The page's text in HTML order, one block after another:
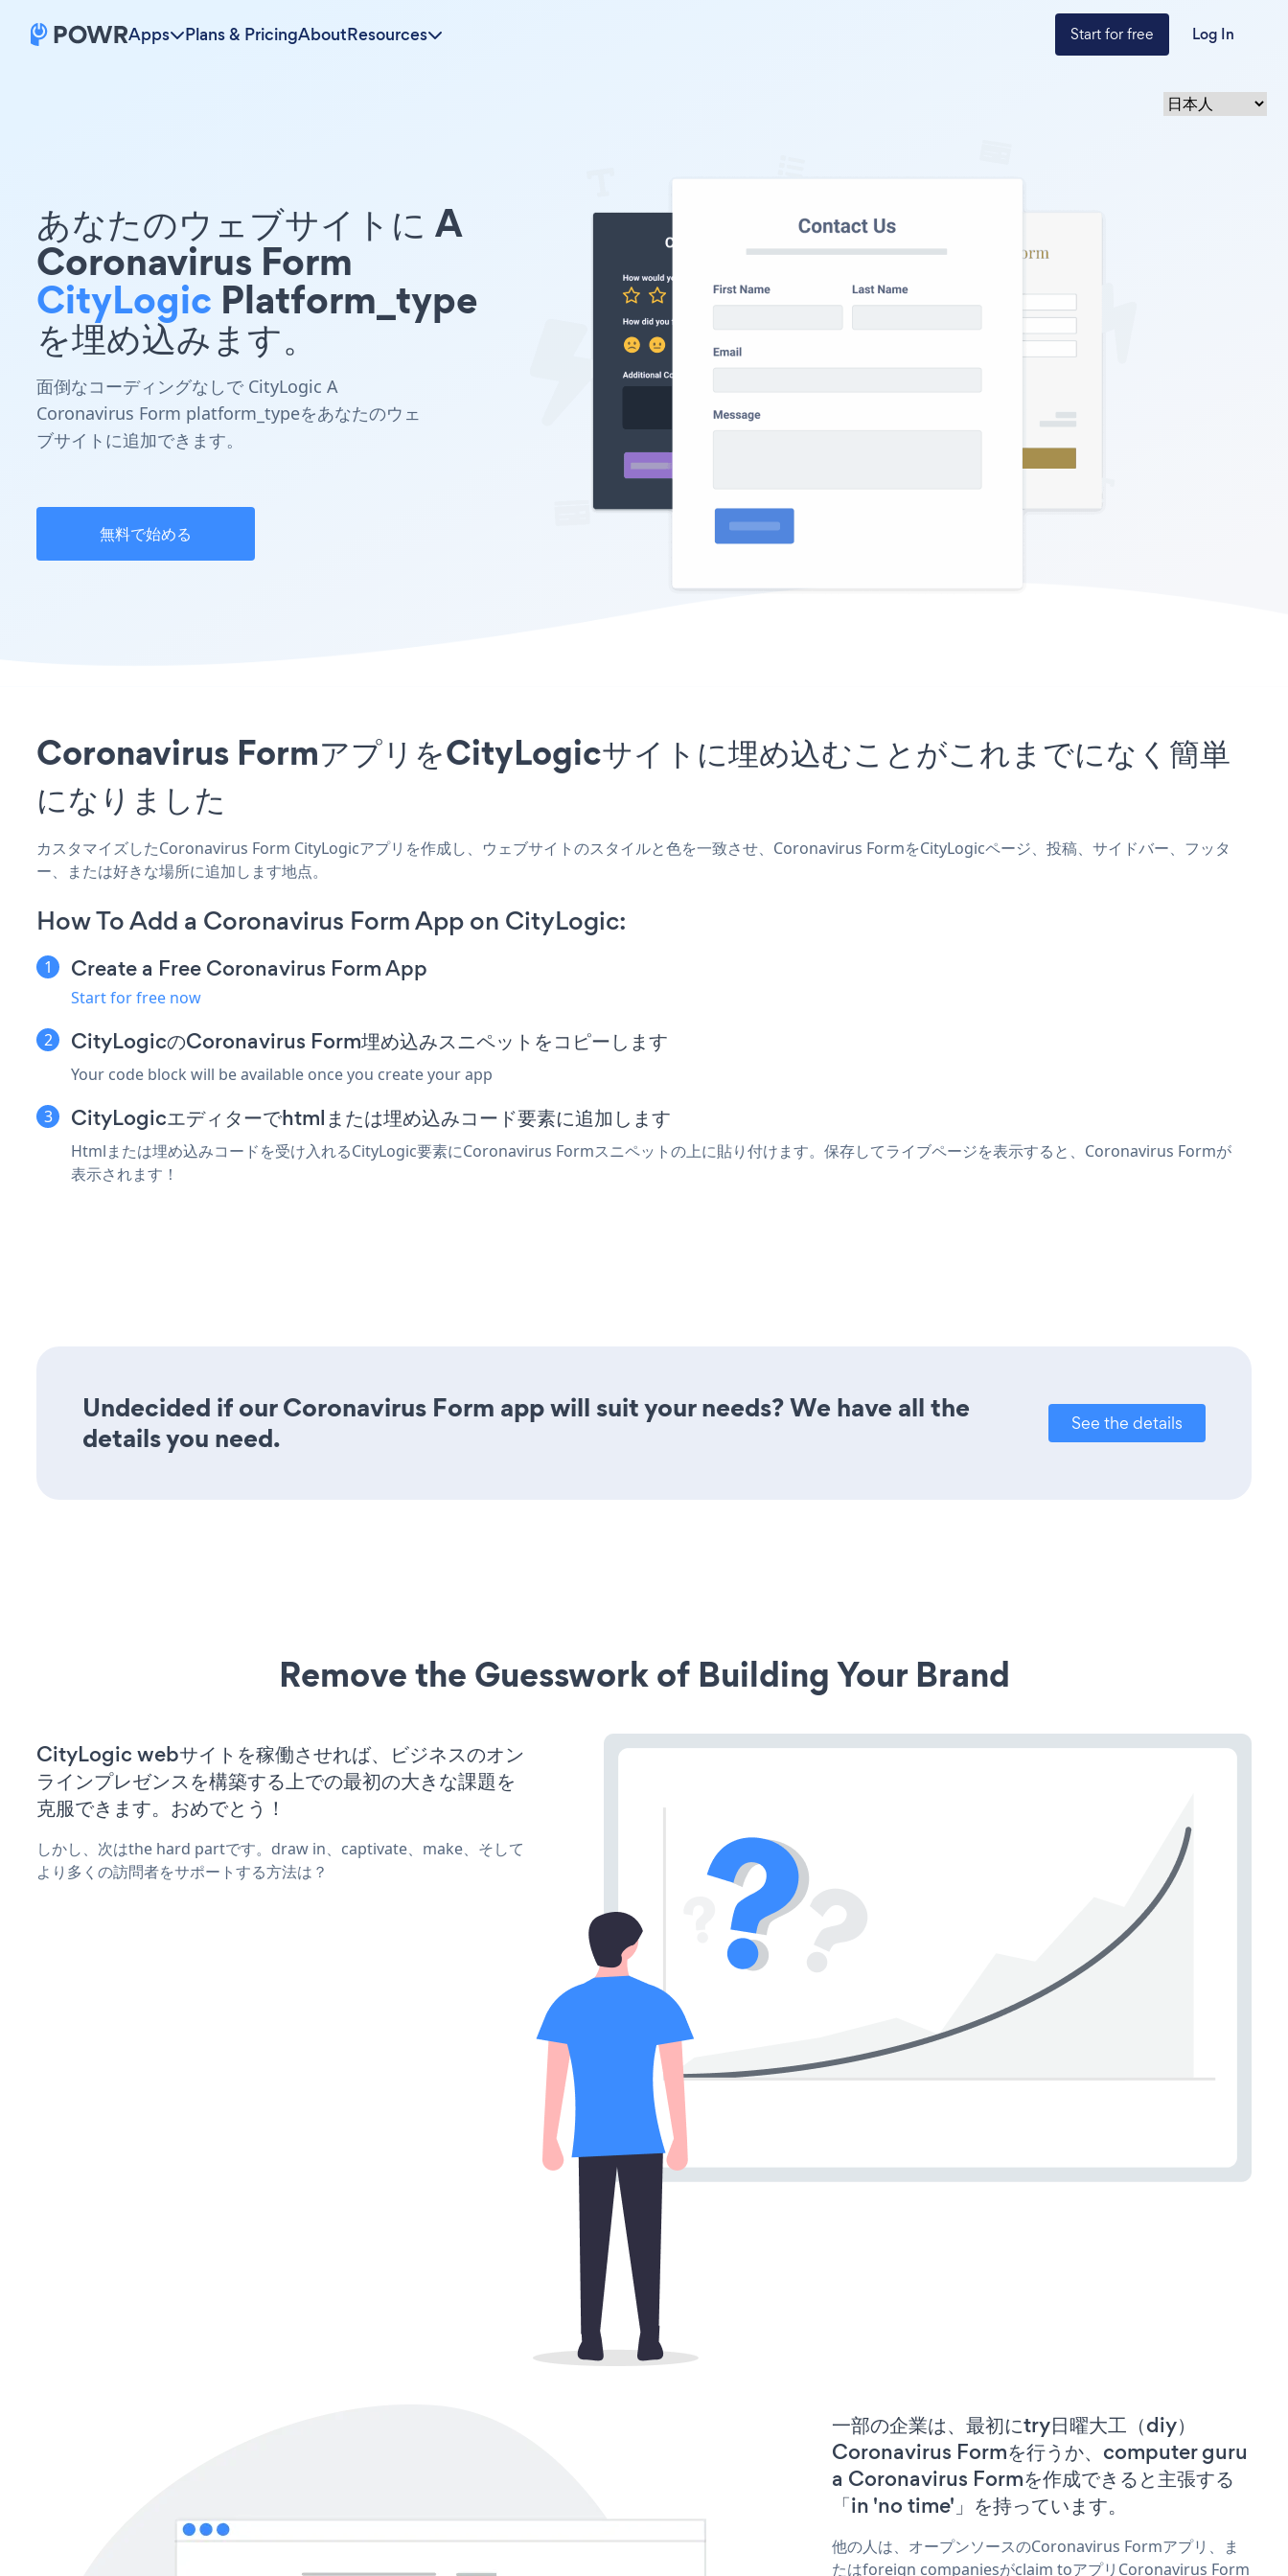
Apps Plans & PricingAboutResources Start for free Log In
あなたのウェブサイトに A
Coronavirus Form
CityLogic Platform_type
を埋め込みます。
面倒なコーディングなしで CityLogic A
Coronavirus Form platform_typeをあなたのウェ
ブサイトに追加できます。
無料で始める
Coronavirus FormアプリをCityLogicサイトに埋め込むことがこれまでになく簡単
になりました
カスタマイズしたCoronavirus Form CityLogicアプリを作成し、ウェブサイトのスタイルと色を一致させ、Coronavirus FormをCityLogicページ、投稿、サイドバー、フッタ
ー、または好きな場所に追加します地点。
How To Add a Coronavirus Form App on CityLogic:
Create a Free Coronavirus Form App
Start for free now
CityLogicのCoronavirus Form埋め込みスニペットをコピーします
Your code block will be available once you create your app
CityLogicエディターでhtmlまたは埋め込みコード要素に追加します
Htmlまたは埋め込みコードを受け入れるCityLogic要素にCoronavirus Formスニペットの上に貼り付けます。保存してライブページを表示すると、Coronavirus Formが
表示されます！
Undecided if our Coronavirus Form app will suit your needs? We have all the
details you need.
See the details
Remove the Guesswork of Building Your Brand
CityLogic webサイトを稼働させれば、ビジネスのオン
ラインプレゼンスを構築する上での最初の大きな課題を
克服できます。おめでとう！
しかし、次はthe hard partです。draw in、captivate、make、そして
より多くの訪問者をサポートする方法は？
一部の企業は、最初にtry日曜大工（diy）
Coronavirus Formを行うか、computer guru
a Coronavirus Formを作成できると主張する
「in 'no time'」を持っています。
他の人は、オープンソースのCoronavirus Formアプリ、ま
たはforeign companiesがclaim toアプリCoronavirus Form